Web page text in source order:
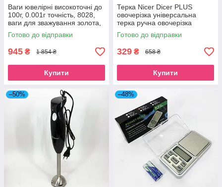
Ваги ювелірні високоточні до
100г, 0.001г точність, 8028,
ваги для зважування золота,
ваги кишенькові
Готово до відправки
945 ₴ 1 854 ₴
Купити
Терка Nicer Dicer PLUS
овочерізка універсальна
терка ручна овочерізка
мультислайсер кухонна
овочерізка
Готово до відправки
329 ₴ 658 ₴
Купити
–50% –48%